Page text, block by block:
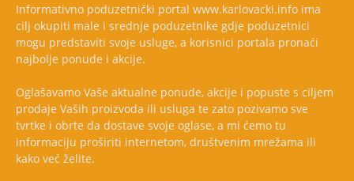
Informativno poduzetnički portal www.karlovacki.info ima
cilj okupiti male i srednje poduzetnike gdje poduzetnici
mogu predstaviti svoje usluge, a korisnici portala pronaći
najbolje ponude i akcije.
Oglašavamo Vaše aktualne ponude, akcije i popuste s ciljem
prodaje Vaših proizvoda ili usluga te zato pozivamo sve
tvrtke i obrte da dostave svoje oglase, a mi ćemo tu
informaciju proširiti internetom, društvenim mrežama ili
kako već želite.